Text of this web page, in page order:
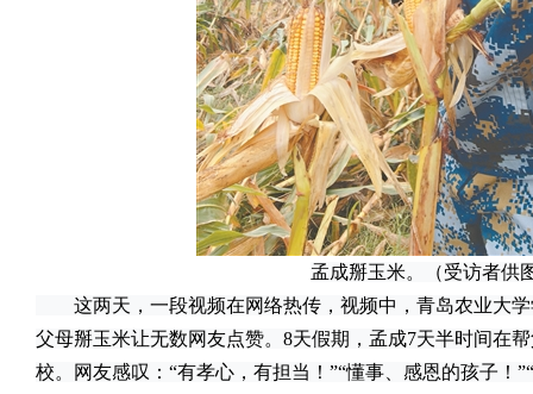
孟成掰玉米。（受访者供
这两天，一段视频在网络热传，视频中，青岛农业大学
父母掰玉米让无数网友点赞。8天假期，孟成7天半时间在
校。网友感叹：“有孝心，有担当！”“懂事、感恩的孩子！